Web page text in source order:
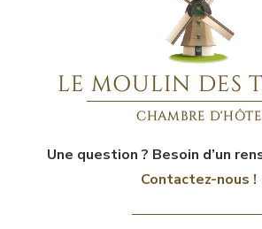
Une question ? Besoin d’un
Contactez-nous !